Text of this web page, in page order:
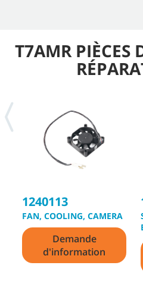
T7AMR PIÈCES
1240113
FAN, COOLING, CAMERA
Demande
d'information